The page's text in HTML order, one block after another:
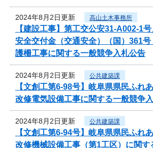
2024年8月2日更新 高山土木事務所
【建設工事】第工交公安31-A002-1
安全交付金（交通安全）（国）
護柵工事に関する一般競争入札公告
2024年8月2日更新 公共建築課
【文創工第6-98号】岐阜県県民ふれ
改修電気設備工事に関する一般競争
2024年8月2日更新 公共建築課
【文創工第6-94号】岐阜県県民ふれ
改修機械設備工事（第1工区）に関す